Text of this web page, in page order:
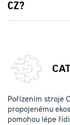
CZ?
Pořízením stroje
propojenému
pomohou lépe